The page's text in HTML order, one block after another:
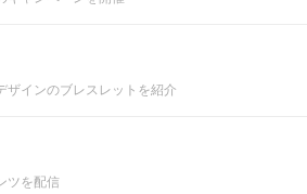
ザインのブレスレットを紹介
ツを配信